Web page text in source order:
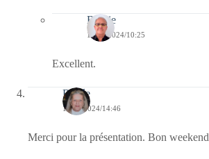
Bernie
14/05/2024/10:25
Excellent.
Renée
10/05/2024/14:46
Merci pour la présentation. Bon weekend